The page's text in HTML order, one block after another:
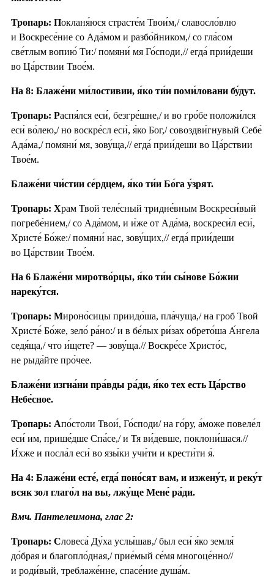
Тропарь: Покланя́юся страсте́м Твои́м,/ славосло́влю
и Воскресе́ние со Ада́мом и разбо́йником,/ со гла́сом
све́тлым вопию́ Ти:/ помяни́ мя Го́споди,// егда́ прии́деши
во Ца́рствии Твое́м.
На 8: Блаже́ни ми́лостивии, я́ко ти́и поми́ловани бу́дут.
Тропарь: Распя́лся еси́, безгре́шне,/ и во гро́бе положи́лся
еси́ во́лею,/ но воскре́сл еси́, я́ко Бог,/ совоздви́гнувый Себе́
Ада́ма,/ помяни́ мя, зову́ща,// егда́ прии́деши во Ца́рствии
Твое́м.
Блаже́ни чи́стии се́рдцем, я́ко ти́и Бо́га у́зрят.
Тропарь: Храм Твой теле́сный тридне́вным Воскреси́вый
погребе́нием,/ со Ада́мом, и и́же от Ада́ма, воскреси́л еси́,
Христе́ Бо́же:/ помяни́ нас, зову́щих,// егда́ прии́деши
во Ца́рствии Твое́м.
На 6 Блаже́ни миротво́рцы, я́ко ти́и сы́нове Бо́жии
нареку́тся.
Тропарь: Мироно́сицы приидо́ша, пла́чуща,/ на гроб Твой
Христе́ Бо́же, зело́ ра́но:/ и в бе́лых ри́зах обрето́ша А́нгела
седя́ща,/ что и́щете? — зову́ща.// Воскре́се Христо́с,
не рыда́йте про́чее.
Блаже́ни изгна́ни пра́вды ра́ди, я́ко тех есть Ца́рство
Небе́сное.
Тропарь: Апо́столи Твои́, Го́споди/ на го́ру, а́може повеле́л
еси́ им, прише́дше Спа́се,/ и Тя ви́девше, поклони́шася.//
И́хже и посла́л еси́ во язы́ки учи́ти и крести́ти я́.
На 4: Блаже́ни есте́, егда́ поно́сят вам, и изжену́т, и реку́т
всяк зол глаго́л на вы, лжу́ще Мене́ ра́ди.
Вмч. Пантелеимона, глас 2:
Тропарь: Словеса́ Ду́ха услы́шав,/ был еси́ я́ко земля́
до́брая и благопло́дная,/ прие́мый се́мя многоце́нно//
и роди́вый, треблаже́нне, спасе́ние душа́м.